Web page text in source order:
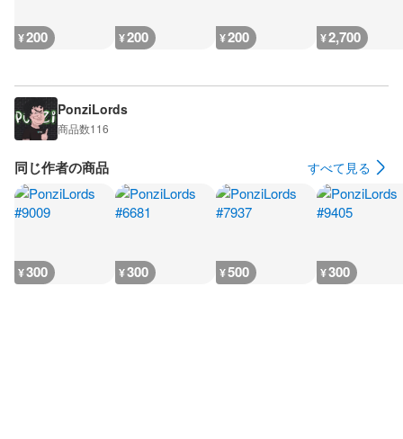
¥200 ¥200 ¥200 ¥2,700
PonziLords
商品数116
同じ作者の商品 すべて見る
¥300 ¥300 ¥500 ¥300